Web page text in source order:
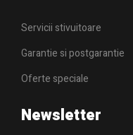
Servicii stivuitoare
Garantie si postgarantie
Oferte speciale
Newsletter